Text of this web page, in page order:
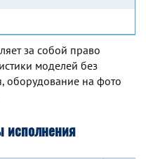
за собой право
моделей без
оборудование на фото
исполнения